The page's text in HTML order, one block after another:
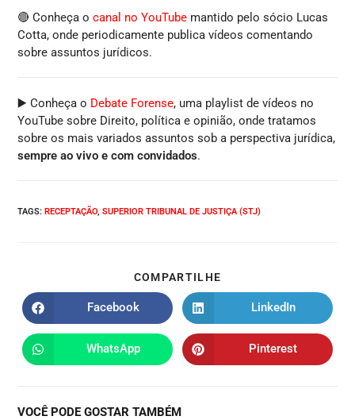
🔴 Conheça ocanal no YouTube mantido pelo sócio Lucas
Cotta, onde periodicamente publica vídeos comentando
sobre assuntos jurídicos.
▶️ Conheça o Debate Forense, uma playlist de vídeos no
YouTube sobre Direito, política e opinião, onde tratamos
sobre os mais variados assuntos sob a perspectiva jurídica,
sempre ao vivo e com convidados.
TAGS:RECEPTAÇÃO, SUPERIOR TRIBUNAL DE JUSTIÇA (STJ)
COMPARTILHE
Facebook LinkedIn
WhatsApp Pinterest
VOCÊ PODE GOSTAR TAMBÉM